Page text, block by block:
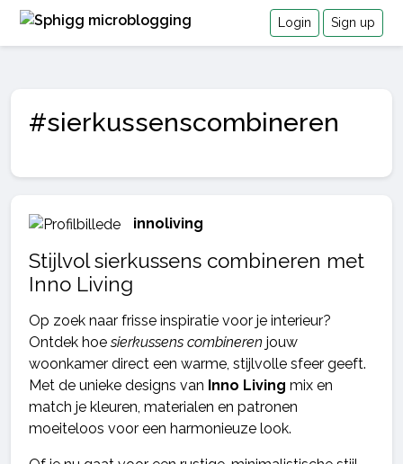
Login Sign up
#sierkussenscombineren
innoliving
Stijlvol sierkussens combineren met
Inno Living
Op zoek naar frisse inspiratie voor je interieur?
Ontdek hoesierkussens combineren jouw
woonkamer direct een warme, stijlvolle sfeer geeft.
Met de unieke designs van Inno Living mix en
match je kleuren, materialen en patronen
moeiteloos voor een harmonieuze look.